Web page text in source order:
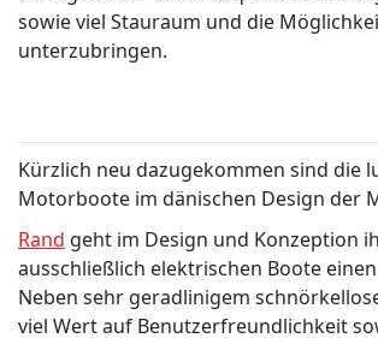
sowie viel Stauraum und die
unterzubringen.
Kürzlich neu dazugekommen sind die
Motorboote im dänischen Design der
Rand geht im Design und Konzeption
ausschließlich elektrischen Boote
Neben sehr geradlinigem
viel Wert auf Benutzerfreundlichkeit